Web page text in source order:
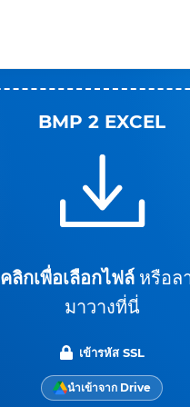
BMP 2 EXCEL
คลิกเพื่อเลือกไฟล์ หรือล
มาวางที่นี่
เข้ารหัส SSL
นำเข้าจาก Drive